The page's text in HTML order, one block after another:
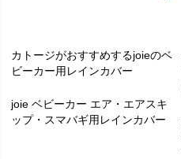
カトージがおすすめするjoieのベ
ビーカー用レインカバー
joie ベビーカー エア・エアスキ
ップ・スマバギ用レインカバー